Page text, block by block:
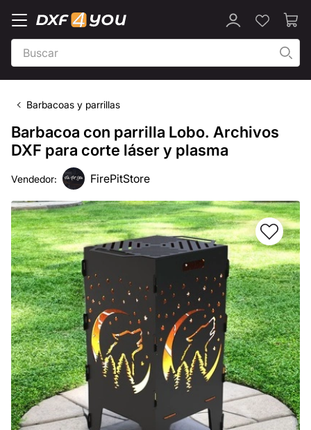
Barbacoas y parrillas
Barbacoa con parrilla Lobo. Archivos
DXF para corte láser y plasma
Vendedor: FirePitStore